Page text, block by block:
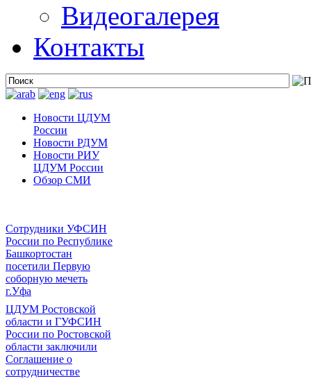
Видеогалерея
Контакты
Новости ЦДУМ
России
Новости РДУМ
Новости РИУ
ЦДУМ России
Обзор СМИ
Сотрудники УФСИН
России по Республике
Башкортостан
посетили Первую
соборную мечеть
г.Уфа
ЦДУМ Ростовской
области и ГУФСИН
России по Ростовской
области заключили
Соглашение о
сотрудничестве